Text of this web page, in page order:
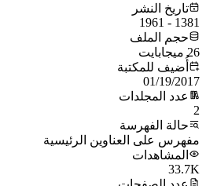
تاريخ النشر
1381 - 1961
حجم الملف
26 ميجابايت
أُضيف للمكتبة
01/19/2017
عدد المجلدات
2
حالة الفهرسة
مفهرس على العناوين الرئيسية
المشاهدات
33.7K